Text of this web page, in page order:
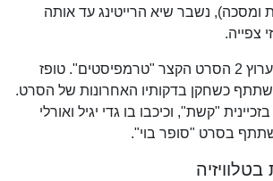
ומסכה), נשבר שיא הרייטינג עד אותה
בשנת 1998 שודר בערוץ 2 הסרט הקצר "טרמפיסטים". טופז
כשחקן בדקותיו האחרונות של הסרט.
"קשת", וכיכבו בו גדי יגיל ואורלי
בסרט "סופר בוי".